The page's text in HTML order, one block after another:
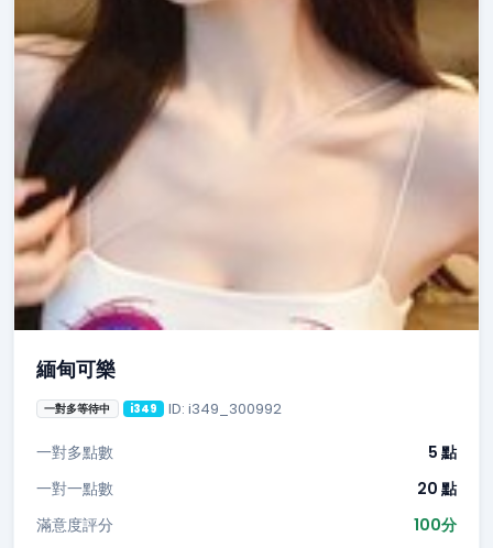
緬甸可樂
一對多等待中 i349 ID: i349_300992
一對多點數
5 點
一對一點數
20 點
滿意度評分
100分